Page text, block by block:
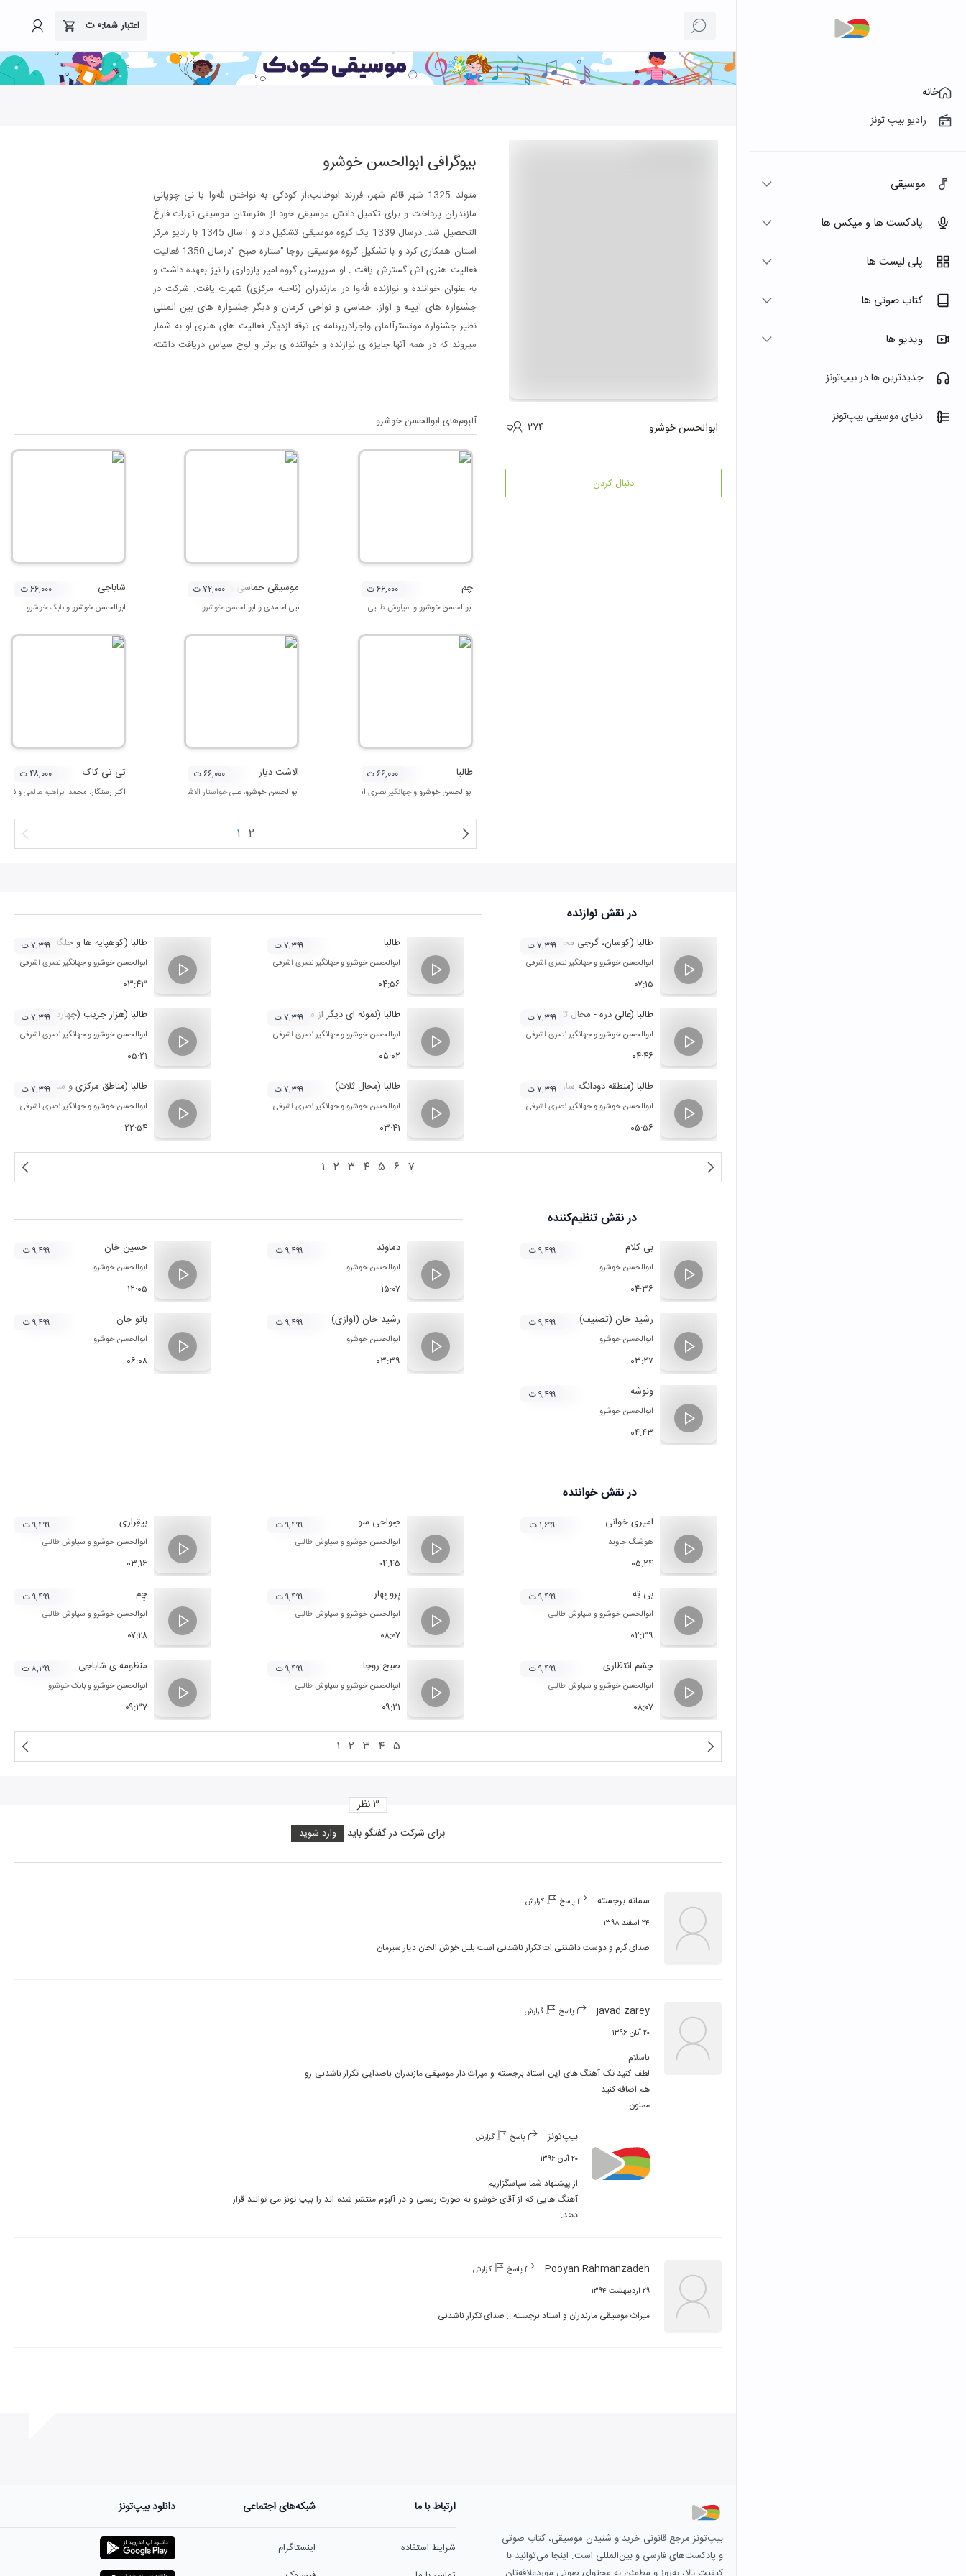
اعتبار شما:۰ت
خانه
رادیو بیپ تونز
موسیقی
پادکست ها و میکس ها
پلی لیست ها
کتاب صوتی ها
ویدیو ها
جدیدترین ها در بیپ‌تونز
دنیای موسیقی بیپ‌تونز
ابوالحسن خوشرو ۲۷۴
دنبال کردن
بیوگرافی ابوالحسن خوشرو
متولد 1325 شهر قائم شهر، فرزند ابوطالب،از کودکی به نواختن لله‌وا یا نی چوپانی
مازندران پرداخت و برای تکمیل دانش موسیقی خود از هنرستان موسیقی تهرات فارغ
التحصیل شد. درسال 1339 یک گروه موسیقی تشکیل داد و ا سال 1345 با رادیو مرکز
استان همکاری کرد و با تشکیل گروه موسیقی روجا "ستاره صبح "درسال 1350 فعالیت
فعالیت هنری اش گسترش یافت . او سرپرستی گروه امیر پازواری را نیز بعهده داشت و
به عنوان خواننده و نوازنده لله‌وا در مازندران (ناحیه مرکزی) شهرت یافت. شرکت در
جشنواره های آیینه و آواز، حماسی و نواحی کرمان و دیگر جشنواره های بین المللی
نظیر جشنواره موتسترآلمان واجرادربرنامه ی ترقه ازدیگر فعالیت های هنری او به شمار
میروند که در همه آنها جایزه ی نوازنده و خواننده ی برتر و لوح سپاس دریافت داشته
آلبوم‌های ابوالحسن خوشرو
چِم
ابوالحسن خوشروو سیاوش طالبی
۶۶,۰۰۰ ت موسیقی حماسی و آیینی مازندران
نبی احمدیو ابوالحسن خوشرو
۷۲,۰۰۰ ت شاباجی
ابوالحسن خوشرووبابک خوشرو
۶۶,۰۰۰ ت
طالبا
ابوالحسن خوشرووجهانگیر نصری اشرفی
۶۶,۰۰۰ ت الاشت دیار
ابوالحسن خوشرو، علی خواستار الاشتی امیر خواستار الاشتی
۶۶,۰۰۰ ت تی تی کاک
اکبر رستگار، محمد ابراهیم عالمیو
۴۸,۰۰۰ ت
۱ ۲
در نقشنوازنده
طالبا (کوسان، گرجی محله و آسیاب سر به روایت محمدرضا اسحاقی)
ابوالحسن خوشرووجهانگیر نصری اشرفی
۰۷:۱۵
۷,۳۹۹ ت طالبا
ابوالحسن خوشرووجهانگیر نصری اشرفی
۰۴:۵۶
۷,۳۹۹ ت طالبا (کوهپایه ها و جلگه های مناطق
ابوالحسن خوشرووجهانگیر نصری اشرفی
۰۳:۴۳
۷,۳۹۹ ت
طالبا (عالی دره - محال ثلاث (غرب مازندران))
ابوالحسن خوشرووجهانگیر نصری اشرفی
۰۴:۴۶
۷,۳۹۹ ت طالبا (نمونه ای دیگر از منطقه هزار جریب)
ابوالحسن خوشرووجهانگیر نصری اشرفی
۰۵:۰۲
۷,۳۹۹ ت طالبا (هزار جریب (چهاردانگه))
ابوالحسن خوشرووجهانگیر نصری اشرفی
۰۵:۲۱
۷,۳۹۹ ت
طالبا (منطقه دودانگه ساری)
ابوالحسن خوشرووجهانگیر نصری اشرفی
۰۵:۵۶
۷,۳۹۹ ت طالبا (محال ثلاث)
ابوالحسن خوشرووجهانگیر نصری اشرفی
۰۳:۴۱
۷,۳۹۹ ت طالبا (مناطق مرکزی و سوادکوه)
ابوالحسن خوشرووجهانگیر نصری اشرفی
۲۲:۵۴
۷,۳۹۹ ت
۱ ۲ ۳ ۴ ۵ ۶ ۷
در نقشتنظیم‌کننده
بی کلام
ابوالحسن خوشرو
۰۴:۳۶
۹,۴۹۹ ت دماوند
ابوالحسن خوشرو
۱۵:۰۷
۹,۴۹۹ ت حسین خان
ابوالحسن خوشرو
۱۲:۰۵
۹,۴۹۹ ت
رشید خان (تصنیف)
ابوالحسن خوشرو
۰۳:۲۷
۹,۴۹۹ ت رشید خان (آوازی)
ابوالحسن خوشرو
۰۳:۳۹
۹,۴۹۹ ت بانو جان
ابوالحسن خوشرو
۰۶:۰۸
۹,۴۹۹ ت
ونوشه
ابوالحسن خوشرو
۰۴:۴۳
۹,۴۹۹ ت
در نقشخواننده
امیری خوانی
هوشنگ جاوید
۰۵:۲۴
۱,۶۹۹ ت صِواحی سو
ابوالحسن خوشروو سیاوش طالبی
۰۴:۴۵
۹,۴۹۹ ت بیقِراری
ابوالحسن خوشروو سیاوش طالبی
۰۳:۱۶
۹,۴۹۹ ت
بی تِه
ابوالحسن خوشروو سیاوش طالبی
۰۲:۳۹
۹,۴۹۹ ت بِرو بِهار
ابوالحسن خوشروو سیاوش طالبی
۰۸:۰۷
۹,۴۹۹ ت چِم
ابوالحسن خوشروو سیاوش طالبی
۰۷:۲۸
۹,۴۹۹ ت
چشم انتظاری
ابوالحسن خوشروو سیاوش طالبی
۰۸:۰۷
۹,۴۹۹ ت صبح روجا
ابوالحسن خوشروو سیاوش طالبی
۰۹:۲۱
۹,۴۹۹ ت منظومه ی شاباجی
ابوالحسن خوشرووبابک خوشرو
۰۹:۳۷
۸,۲۹۹ ت
۱ ۲ ۳ ۴ ۵
برای شرکت در گفتگو باید وارد شوید
۳نظر
سمانه برجسته پاسخ گزارش
۲۴ اسفند ۱۳۹۸
صدای گرم و دوست داشتنی ات تکرار ناشدنی است بلبل خوش الحان دیار سبزمان
javad zarey پاسخ گزارش
۲۰ آبان ۱۳۹۶
ممنون
بیپ‌تونز پاسخ گزارش
۲۰ آبان ۱۳۹۶
دهد.
Pooyan Rahmanzadeh پاسخ گزارش
۲۹ اردیبهشت ۱۳۹۴
میراث موسیقی مازندران و استاد برجسته... صدای تکرار ناشدنی
بیپ‌تونز مرجع قانونی خرید و شنیدن موسیقی، کتاب صوتی
و پادکست‌های فارسی و بین‌المللی است. اینجا می‌توانید با
ارتباط با ما
شرایط استفاده
شبکه‌های اجتماعی
اینستاگرام
دانلود بیپ‌تونز